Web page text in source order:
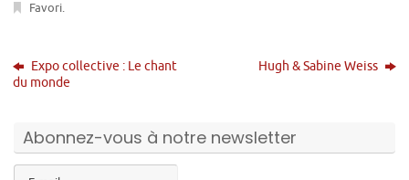
Favori.
Expo collective : Le chant
du monde
Hugh & Sabine Weiss
Abonnez-vous à notre newsletter